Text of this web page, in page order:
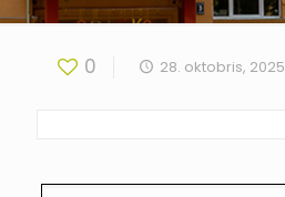
0 28. oktobris, 2025